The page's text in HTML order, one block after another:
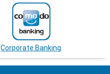
Corporate Banking